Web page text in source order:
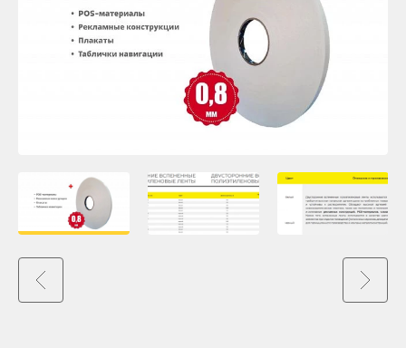
Oracal 641
Плёнка монтажная Oratape
ПЭТ бэклит
Вспененный ПВХ